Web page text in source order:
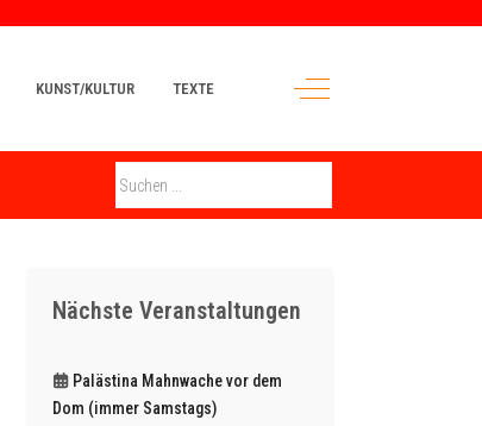
KUNST/KULTUR TEXTE Off-Canvas Toggle
Nächste Veranstaltungen
Palästina Mahnwache vor dem
Dom (immer Samstags)